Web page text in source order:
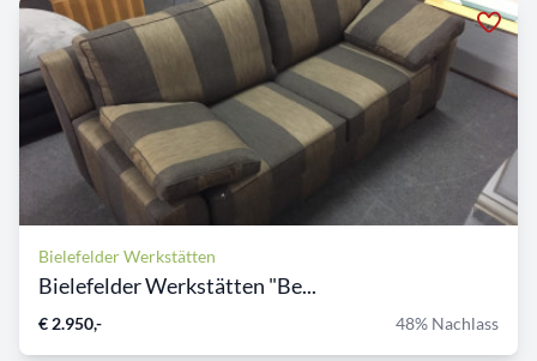
Bielefelder Werkstätten
Bielefelder Werkstätten "Be...
€ 2.950,- 48% Nachlass